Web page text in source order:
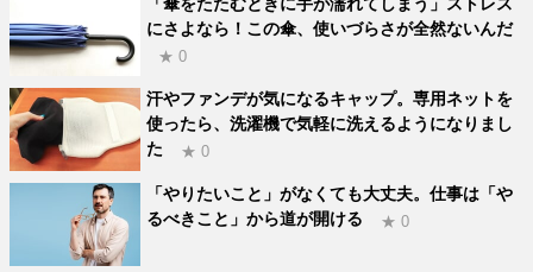
「傘をたたむときに手が濡れてしまう」ストレス
にさよなら！この傘、使いづらさが全然ないんだ
★ 0
汗やファンデが気になるキャップ。専用ネットを
使ったら、洗濯機で気軽に洗えるようになりまし
た
★ 0
「やりたいこと」がなくても大丈夫。仕事は「や
るべきこと」から道が開ける
★ 0